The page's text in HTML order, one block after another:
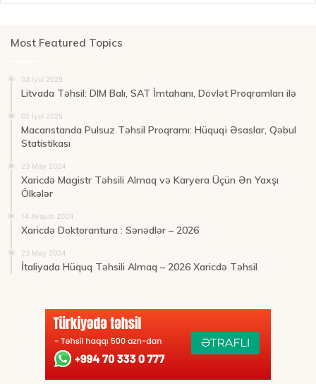
Most Featured Topics
03 İyul 2025
Litvada Təhsil: DIM Balı, SAT İmtahanı, Dövlət Proqramları ilə
02 İyul 2025
Macarıstanda Pulsuz Təhsil Proqramı: Hüquqi Əsaslar, Qəbul
Statistikası
23 May 2024
Xaricdə Magistr Təhsili Almaq və Karyera Üçün Ən Yaxşı
Ölkələr
14 Avqust 2024
Xaricdə Doktorantura : Sənədlər – 2026
23 May 2024
İtaliyada Hüquq Təhsili Almaq – 2026 Xaricdə Təhsil